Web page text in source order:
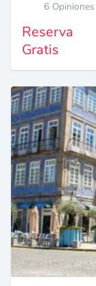
6 Opiniones
Reserva
Gratis